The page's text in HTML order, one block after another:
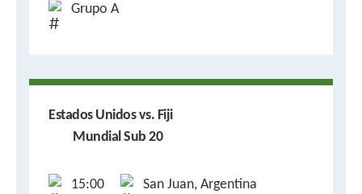
Grupo A
Estados Unidos vs. Fiji
Mundial Sub 20
15:00 San Juan, Argentina